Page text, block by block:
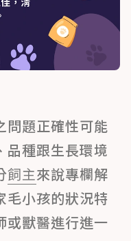
問題正確性可能
品種跟生長環境
飼主來說專欄解
毛小孩的狀況特
或獸醫進行進一